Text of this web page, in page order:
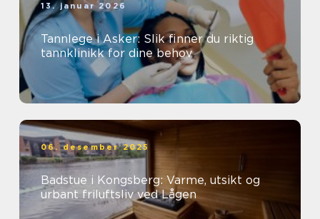
13. januar 2026
Tannlege i Asker: Slik finner du riktig
tannklinikk for dine behov
06. desember 2025
Badstue i Kongsberg: Varme, utsikt og
urbant friluftsliv ved Lågen